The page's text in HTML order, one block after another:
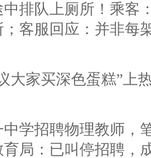
排队上厕所！乘客
；客服回应：并非每
大家买深色蛋糕”上
学招聘物理教师，
育局：已叫停招聘，